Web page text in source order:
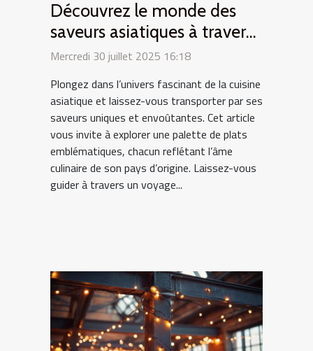
Découvrez le monde des
saveurs asiatiques à travers
des plats typiques
Mercredi 30 juillet 2025 16:18
Plongez dans l’univers fascinant de la cuisine
asiatique et laissez-vous transporter par ses
saveurs uniques et envoûtantes. Cet article
vous invite à explorer une palette de plats
emblématiques, chacun reflétant l’âme
culinaire de son pays d’origine. Laissez-vous
guider à travers un voyage...